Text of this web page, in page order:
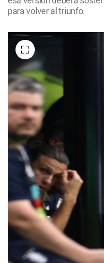
para volver al triunfo.